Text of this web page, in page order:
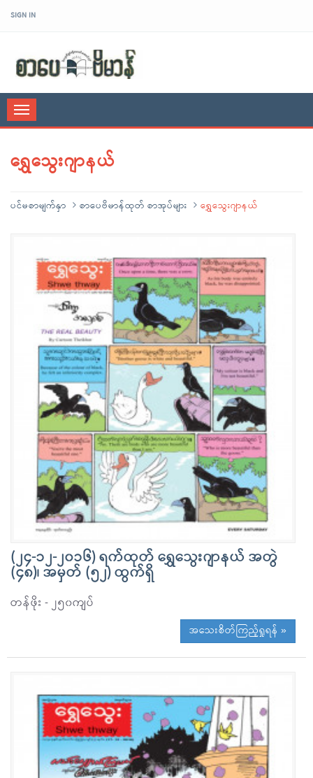
SIGN IN
Toggle
navigation
ရွှေသွေးဂျာနယ်
ပင်မစာမျက်နှာ စာပေဗိမာန်ထုတ် စာအုပ်များ ရွှေသွေးဂျာနယ်
(၂၄-၁၂-၂၀၁၆) ရက်ထုတ် ရွှေသွေးဂျာနယ် အတွဲ
(၄၈)၊ အမှတ် (၅၂) ထွက်ရှိ
တန်ဖိုး - ၂၅၀ကျပ်
အသေးစိတ်ကြည့်ရှုရန် »